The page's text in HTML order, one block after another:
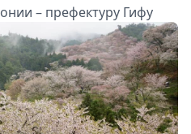
– префектуру Гифу